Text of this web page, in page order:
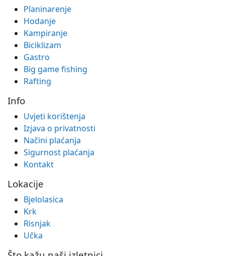
Planinarenje
Hodanje
Kampiranje
Biciklizam
Gastro
Big game fishing
Rafting
Info
Uvjeti korištenja
Izjava o privatnosti
Načini plaćanja
Sigurnost plaćanja
Kontakt
Lokacije
Bjelolasica
Krk
Risnjak
Učka